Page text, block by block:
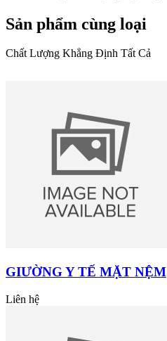
Sản phẩm cùng loại
Chất Lượng Khẳng Định Tất Cả
GIƯỜNG Y TẾ MẶT NỆM
Liên hệ